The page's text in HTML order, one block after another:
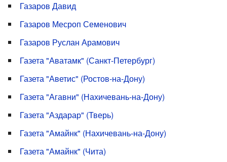
Газаров Давид
Газаров Месроп Семенович
Газаров Руслан Арамович
Газета "Аватамк" (Санкт-Петербург)
Газета "Аветис" (Ростов-на-Дону)
Газета "Агавни" (Нахичевань-на-Дону)
Газета "Аздарар" (Тверь)
Газета "Амайнк" (Нахичевань-на-Дону)
Газета "Амайнк" (Чита)